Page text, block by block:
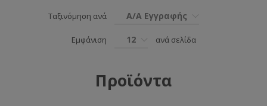
Ταξινόμηση ανά Α/Α Εγγραφής
Εμφάνιση 12 ανά σελίδα
Προϊόντα